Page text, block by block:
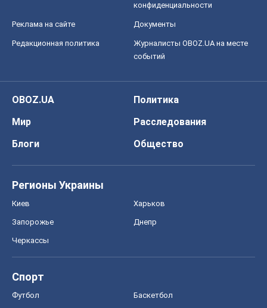
конфиденциальности
Реклама на сайте Документы
Редакционная политика
Журналисты OBOZ.UA на месте
событий
OBOZ.UA
Политика
Мир
Расследования
Блоги
Общество
Регионы Украины
Киев Харьков
Запорожье Днепр
Черкассы
Спорт
Футбол Баскетбол